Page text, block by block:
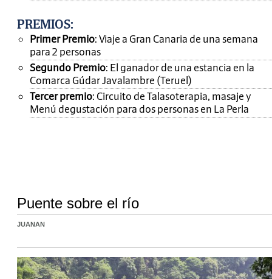
PREMIOS:
Primer Premio: Viaje a Gran Canaria de una semana
para 2 personas
Segundo Premio: El ganador de una estancia en la
Comarca Gúdar Javalambre (Teruel)
Tercer premio: Circuito de Talasoterapia, masaje y
Menú degustación para dos personas en La Perla
Puente sobre el río
JUANAN